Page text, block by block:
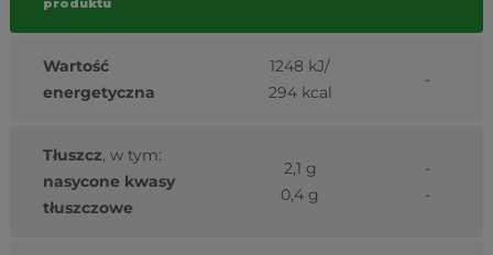
produktu
Wartość
energetyczna
1248 kJ/
294 kcal
-
Tłuszcz, w tym:
nasycone kwasy
tłuszczowe
2,1 g
0,4 g
-
-